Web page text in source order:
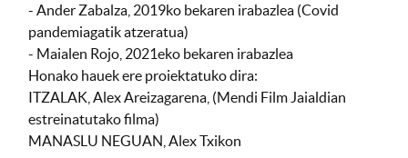
- Ander Zabalza, 2019ko bekaren irabazlea (Covid
pandemiagatik atzeratua)
- Maialen Rojo, 2021eko bekaren irabazlea
Honako hauek ere proiektatuko dira:
ITZALAK, Alex Areizagarena, (Mendi Film Jaialdian
estreinatutako filma)
MANASLU NEGUAN, Alex Txikon